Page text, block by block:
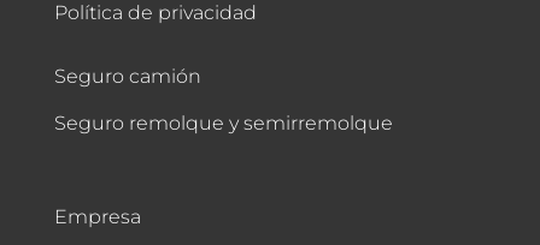
Política de privacidad
Seguro camión
Seguro remolque y semirremolque
Empresa